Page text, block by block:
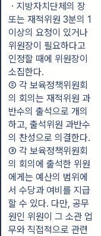
ㆍ지방자치단체의 장
또는 재적위원 3분의 1
이상의 요청이 있거나
위원장이 필요하다고
인정할 때에 위원장이
소집한다.
② 각 보육정책위원회
의 회의는 재적위원 과
반수의 출석으로 개의
하고, 출석위원 과반수
의 찬성으로 의결한다.
③ 각 보육정책위원회
의 회의에 출석한 위원
에게는 예산의 범위에
서 수당과 여비를 지급
할 수 있다. 다만, 공무
원인 위원이 그 소관 업
무와 직접적으로 관련